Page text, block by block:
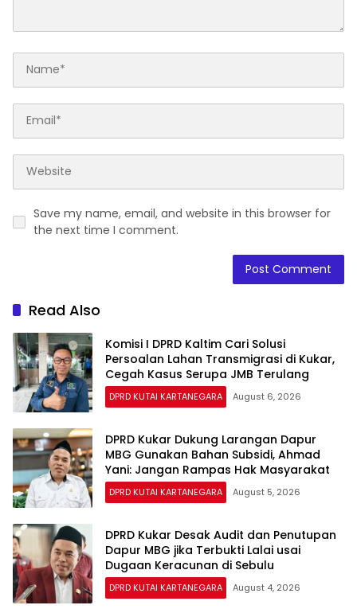
Save my name, email, and website in this browser for
the next time I comment.
Read Also
Komisi I DPRD Kaltim Cari Solusi
Persoalan Lahan Transmigrasi di Kukar,
Cegah Kasus Serupa JMB Terulang
DPRD KUTAI KARTANEGARA August 6, 2026
DPRD Kukar Dukung Larangan Dapur
MBG Gunakan Bahan Subsidi, Ahmad
Yani: Jangan Rampas Hak Masyarakat
DPRD KUTAI KARTANEGARA August 5, 2026
DPRD Kukar Desak Audit dan Penutupan
Dapur MBG jika Terbukti Lalai usai
Dugaan Keracunan di Sebulu
DPRD KUTAI KARTANEGARA August 4, 2026